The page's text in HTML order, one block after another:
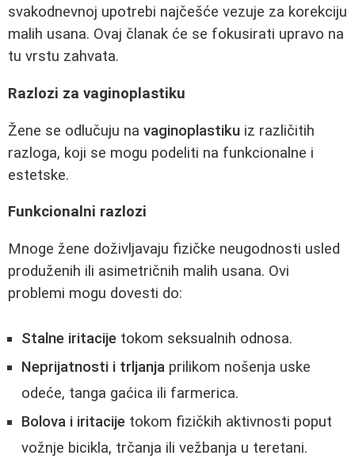
svakodnevnoj upotrebi najčešće vezuje za korekciju
malih usana. Ovaj članak će se fokusirati upravo na
tu vrstu zahvata.
Razlozi za vaginoplastiku
Žene se odlučuju na vaginoplastiku iz različitih
razloga, koji se mogu podeliti na funkcionalne i
estetske.
Funkcionalni razlozi
Mnoge žene doživljavaju fizičke neugodnosti usled
produženih ili asimetričnih malih usana. Ovi
problemi mogu dovesti do:
Stalne iritacije tokom seksualnih odnosa.
Neprijatnosti i trljanja prilikom nošenja uske
odeće, tanga gaćica ili farmerica.
Bolova i iritacije tokom fizičkih aktivnosti poput
vožnje bicikla, trčanja ili vežbanja u teretani.